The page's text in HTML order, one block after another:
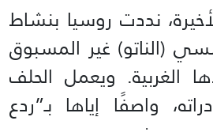
نددت روسيا بنشاط
(الناتو) غير المسبوق
الغربية. ويعمل الحلف
واصفًا إياها بـ”ردع